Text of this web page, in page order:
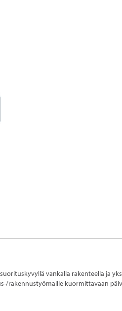
vankalla rakenteella ja
rakennustyömaille kuormittavaan